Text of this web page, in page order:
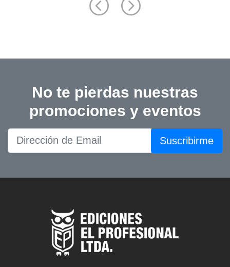
No te pierdas nuestras
promociones y eventos
Suscribirme